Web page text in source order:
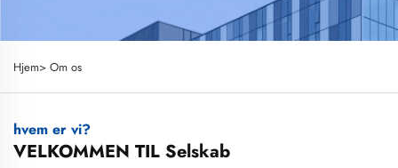
Hjem> Om os
hvem er vi?
VELKOMMEN TIL Selskab